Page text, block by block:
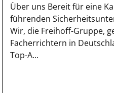
Über uns Bereit für eine
führenden
Wir, die Freihoff-Gruppe,
Facherrichtern in
Top-A...